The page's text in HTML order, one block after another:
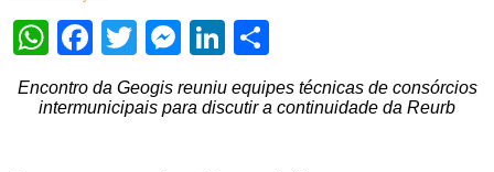
WhatsApp
Facebook
TwitterMessenger
LinkedIn
Encontro da Geogis reuniu equipes técnicas de consórcios
intermunicipais para discutir a continuidade da Reurb